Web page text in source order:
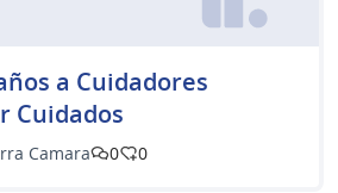
a Cuidadores
Cuidados
Camara 0 0